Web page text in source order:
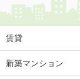
賃貸
新築マンション